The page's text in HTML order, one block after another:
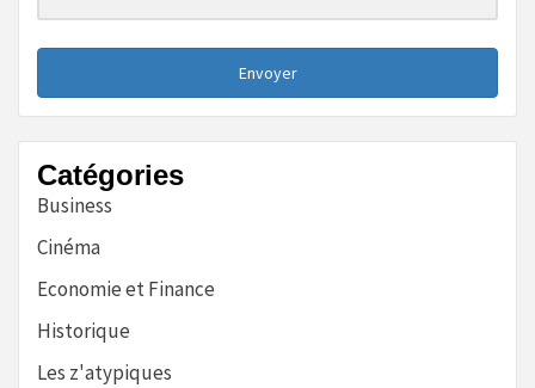
Envoyer
Catégories
Business
Cinéma
Economie et Finance
Historique
Les z'atypiques